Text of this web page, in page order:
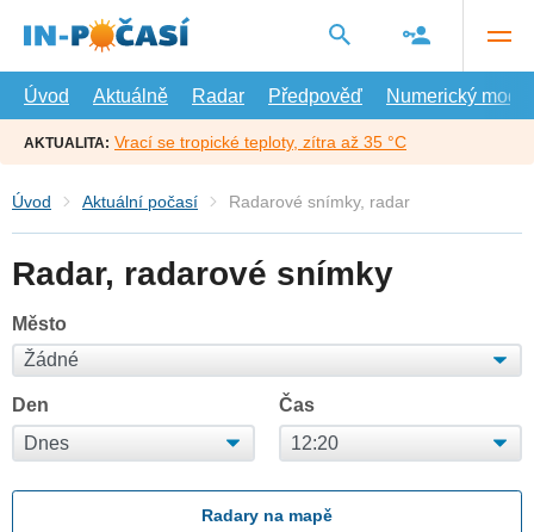
hlavní
Úvod
Aktuálně Radar Předpověď Numerický model
AKTUALITA: Vrací se tropické teploty, zítra až 35 °C
Úvod Aktuální počasí Radarové snímky, radar
Radar, radarové snímky
Město
Den Čas
Radary na mapě